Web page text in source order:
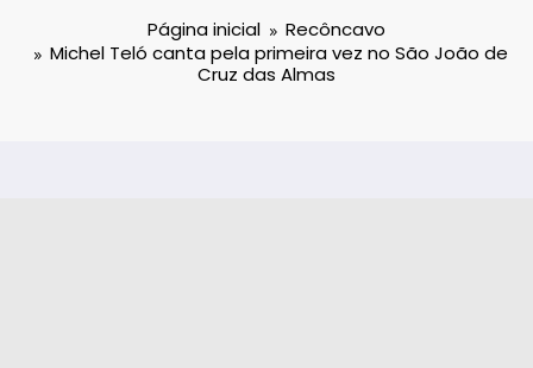
Página inicial
Recôncavo
Michel Teló canta pela primeira vez no São João de
Cruz das Almas